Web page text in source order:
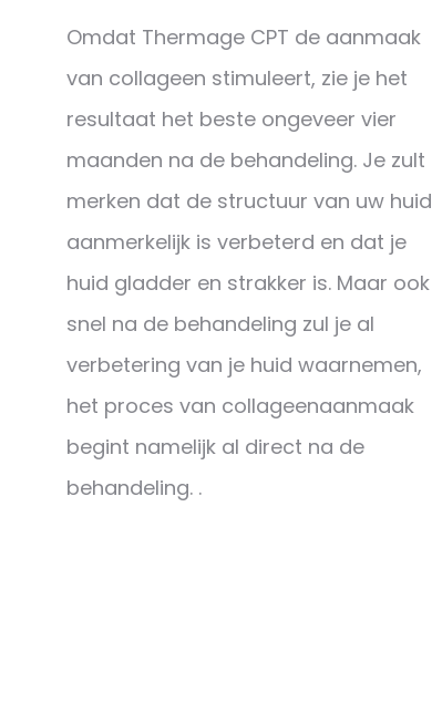
Omdat Thermage CPT de aanmaak
van collageen stimuleert, zie je het
resultaat het beste ongeveer vier
maanden na de behandeling. Je zult
merken dat de structuur van uw huid
aanmerkelijk is verbeterd en dat je
huid gladder en strakker is. Maar ook
snel na de behandeling zul je al
verbetering van je huid waarnemen,
het proces van collageenaanmaak
begint namelijk al direct na de
behandeling. .